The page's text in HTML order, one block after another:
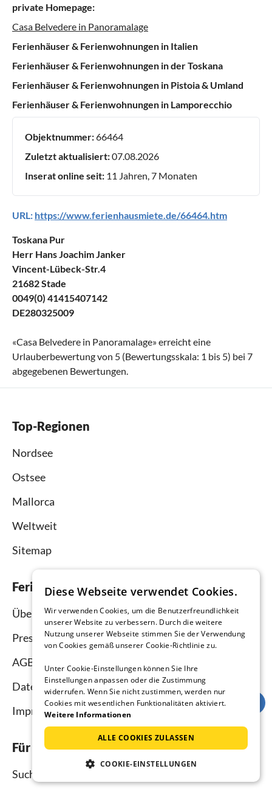
private Homepage:
Casa Belvedere in Panoramalage
Ferienhäuser & Ferienwohnungen in Italien
Ferienhäuser & Ferienwohnungen in der Toskana
Ferienhäuser & Ferienwohnungen in Pistoia & Umland
Ferienhäuser & Ferienwohnungen in Lamporecchio
Objektnummer:66464
Zuletzt aktualisiert:07.08.2026
Inserat online seit: 11 Jahren, 7 Monaten
URL: https://www.ferienhausmiete.de/66464.htm
Toskana Pur
Herr Hans Joachim Janker
Vincent-Lübeck-Str.4
21682 Stade
0049(0) 41415407142
DE280325009
«Casa Belvedere in Panoramalage» erreicht eine
Urlauberbewertung von 5 (Bewertungsskala: 1 bis 5) bei 7
abgegebenen Bewertungen.
Top-Regionen
Nordsee
Ostsee
Mallorca
Weltweit
Sitemap
Ferienhausmiete.de
Über uns
Presse
AGB
Datenschutz
Impressum
Für Urlauber
Suche
Diese Webseite verwendet Cookies.
Wir verwenden Cookies, um die Benutzerfreundlichkeit
unserer Website zu verbessern. Durch die weitere
Nutzung unserer Webseite stimmen Sie der Verwendung
von Cookies gemäß unserer Cookie-Richtlinie zu.
Unter Cookie-Einstellungen können Sie Ihre
Einstellungen anpassen oder die Zustimmung
widerrufen. Wenn Sie nicht zustimmen, werden nur
Cookies mit wesentlichen Funktionalitäten aktiviert.
Weitere Informationen
ALLE COOKIES ZULASSEN
COOKIE-EINSTELLUNGEN